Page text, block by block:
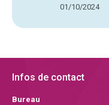
01/10/2024
Infos de contact
Bureau